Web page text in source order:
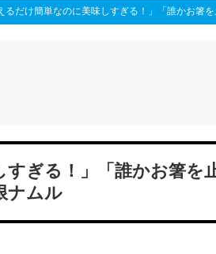
るだけ簡単なのに美味しすぎる！」「誰かお箸
すぎる！」「誰かお箸を
ナムル